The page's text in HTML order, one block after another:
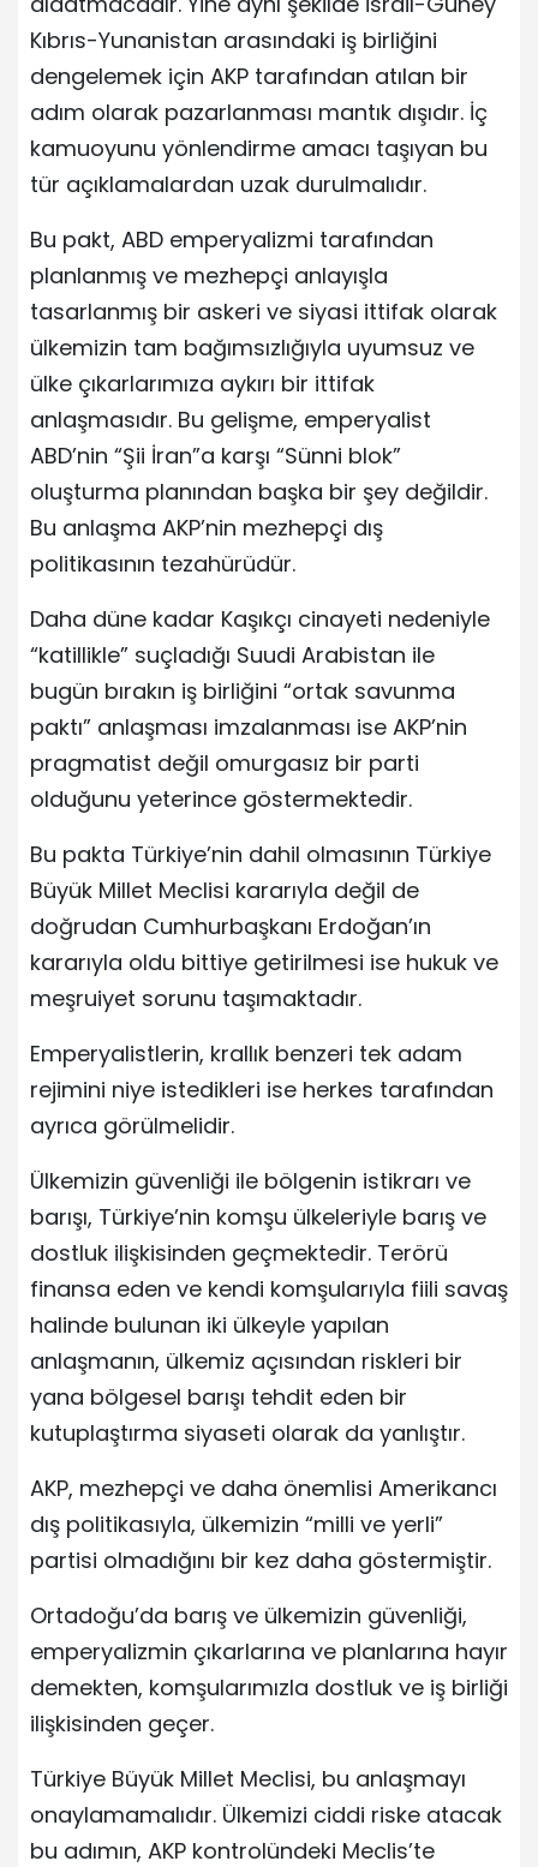
Kıbrıs-Yunanistan arasındaki iş birliğini
dengelemek için AKP tarafından atılan bir
adım olarak pazarlanması mantık dışıdır. İç
kamuoyunu yönlendirme amacı taşıyan bu
tür açıklamalardan uzak durulmalıdır.
Bu pakt, ABD emperyalizmi tarafından
planlanmış ve mezhepçi anlayışla
tasarlanmış bir askeri ve siyasi ittifak olarak
ülkemizin tam bağımsızlığıyla uyumsuz ve
ülke çıkarlarımıza aykırı bir ittifak
anlaşmasıdır. Bu gelişme, emperyalist
ABD’nin “Şii İran”a karşı “Sünni blok”
oluşturma planından başka bir şey değildir.
Bu anlaşma AKP’nin mezhepçi dış
politikasının tezahürüdür.
Daha düne kadar Kaşıkçı cinayeti nedeniyle
“katillikle” suçladığı Suudi Arabistan ile
bugün bırakın iş birliğini “ortak savunma
paktı” anlaşması imzalanması ise AKP’nin
pragmatist değil omurgasız bir parti
olduğunu yeterince göstermektedir.
Bu pakta Türkiye’nin dahil olmasının Türkiye
Büyük Millet Meclisi kararıyla değil de
doğrudan Cumhurbaşkanı Erdoğan’ın
kararıyla oldu bittiye getirilmesi ise hukuk ve
meşruiyet sorunu taşımaktadır.
Emperyalistlerin, krallık benzeri tek adam
rejimini niye istedikleri ise herkes tarafından
ayrıca görülmelidir.
Ülkemizin güvenliği ile bölgenin istikrarı ve
barışı, Türkiye’nin komşu ülkeleriyle barış ve
dostluk ilişkisinden geçmektedir. Terörü
finansa eden ve kendi komşularıyla fiili savaş
halinde bulunan iki ülkeyle yapılan
anlaşmanın, ülkemiz açısından riskleri bir
yana bölgesel barışı tehdit eden bir
kutuplaştırma siyaseti olarak da yanlıştır.
AKP, mezhepçi ve daha önemlisi Amerikancı
dış politikasıyla, ülkemizin “milli ve yerli”
partisi olmadığını bir kez daha göstermiştir.
Ortadoğu’da barış ve ülkemizin güvenliği,
emperyalizmin çıkarlarına ve planlarına hayır
demekten, komşularımızla dostluk ve iş birliği
ilişkisinden geçer.
Türkiye Büyük Millet Meclisi, bu anlaşmayı
onaylamamalıdır. Ülkemizi ciddi riske atacak
bu adımın, AKP kontrolündeki Meclis’te